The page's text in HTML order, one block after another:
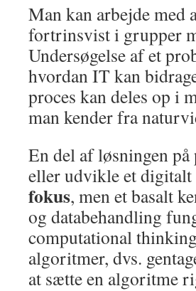
Man kan arbejde med
fortrinsvist i grupper
Undersøgelse af et
hvordan IT kan
proces kan deles op i
man kender fra
En del af løsningen på
eller udvikle et
fokus, men et basalt
og databehandling
computational
algoritmer, dvs.
at sætte en algoritme